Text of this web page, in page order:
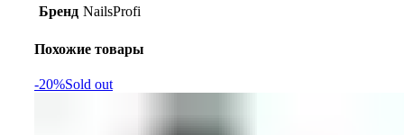
Бренд NailsProfi
Похожие товары
-20%Sold out